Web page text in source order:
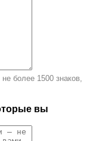
более 1500 знаков,
вы